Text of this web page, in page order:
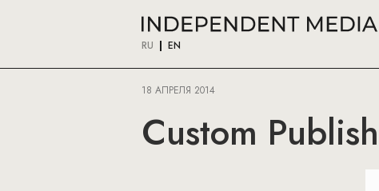
RU EN
18 АПРЕЛЯ 2014
Custom